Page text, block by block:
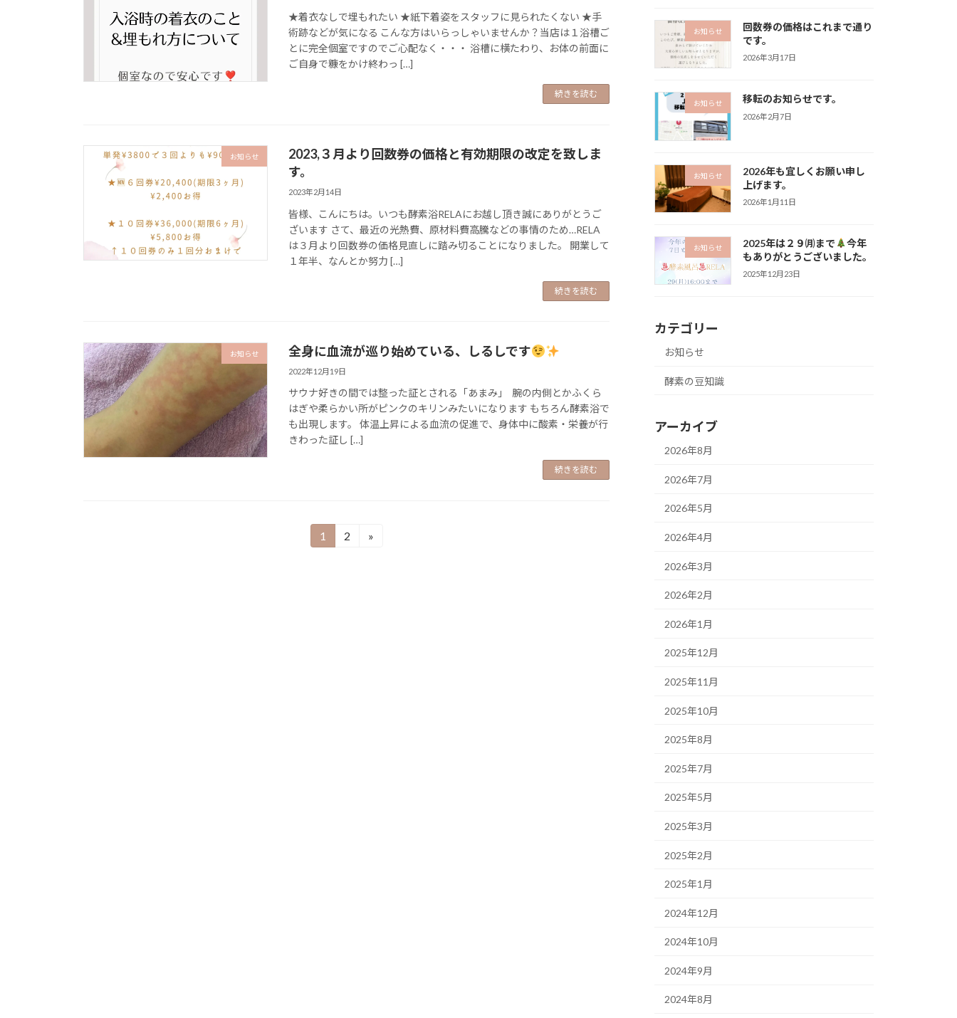
★着衣なしで埋もれたい ★紙下着姿をスタッフに見られたくない ★手
術跡などが気になる こんな方はいらっしゃいませんか？当店は１浴槽ご
とに完全個室ですのでご心配なく・・・ 浴槽に横たわり、お体の前面に
ご自身で糠をかけ終わっ […]
続きを読む
お知らせ
2023,３月より回数券の価格と有効期限の改定を致しま
す。
2023年2月14日
皆様、こんにちは。いつも酵素浴RELAにお越し頂き誠にありがとうご
ざいます さて、最近の光熱費、原材料費高騰などの事情のため…RELA
は３月より回数券の価格見直しに踏み切ることになりました。 開業して
１年半、なんとか努力 […]
続きを読む
お知らせ 全身に血流が巡り始めている、しるしです
2022年12月19日
サウナ好きの間では整った証とされる「あまみ」 腕の内側とかふくら
はぎや柔らかい所がピンクのキリンみたいになります もちろん酵素浴で
も出現します。 体温上昇による血流の促進で、身体中に酸素・栄養が行
きわった証し […]
続きを読む
固
1
固
2 »
お知らせ
回数券の価格はこれまで通り
です。
2026年3月17日
お知らせ 移転のお知らせです。
2026年2月7日
お知らせ
2026年も宜しくお願い申し
上げます。
2026年1月11日
お知らせ 2025年は２９㈪まで
今年
もありがとうございました。
2025年12月23日
カテゴリー
お知らせ
酵素の豆知識
アーカイブ
2026年8月
2026年7月
2026年5月
2026年4月
2026年3月
2026年2月
2026年1月
2025年12月
2025年11月
2025年10月
2025年8月
2025年7月
2025年5月
2025年3月
2025年2月
2025年1月
2024年12月
2024年10月
2024年9月
2024年8月